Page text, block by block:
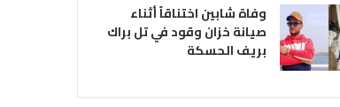
وفاة شابين اختناقاً أثناء
صيانة خزان وقود في تل براك
بريف الحسكة